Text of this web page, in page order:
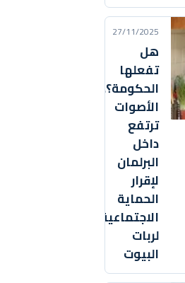
27/11/2025
هل
تفعلها
الحكومة؟..
الأصوات
ترتفع
داخل
البرلمان
لإقرار
الحماية
الاجتماعية
لربات
البيوت